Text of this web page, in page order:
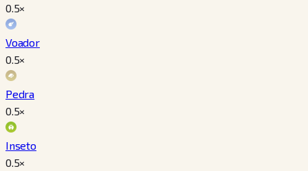
0.5×
Voador
0.5×
Pedra
0.5×
Inseto
0.5×